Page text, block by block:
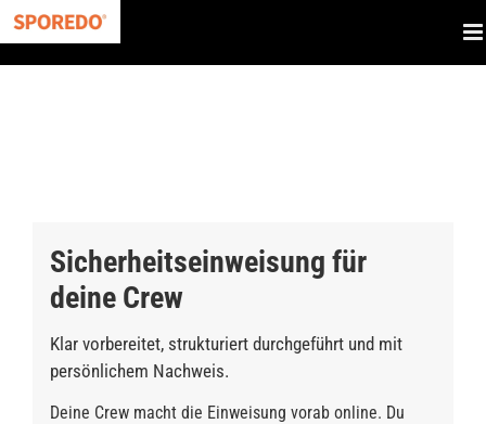
Zum
Inhalt
springen
Sicherheitseinweisung für
deine Crew
Klar vorbereitet, strukturiert durchgeführt und mit
persönlichem Nachweis.
Deine Crew macht die Einweisung vorab online. Du